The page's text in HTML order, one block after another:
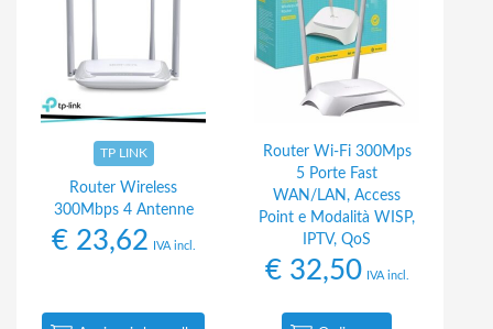
TP LINK
Router Wireless
300Mbps 4 Antenne
€23,62 IVA incl.
Router Wi-Fi 300Mps
5 Porte Fast
WAN/LAN, Access
Point e Modalità WISP,
IPTV, QoS
€32,50 IVA incl.